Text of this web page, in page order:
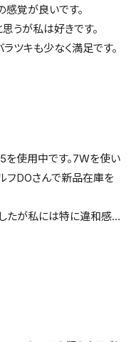
感覚が良いです。
うが私は好きです。
ツキも少なく満足です。
使用中です。7Wを使い
フDOさんで新品在庫を
たが私には特に違和感が
思います。